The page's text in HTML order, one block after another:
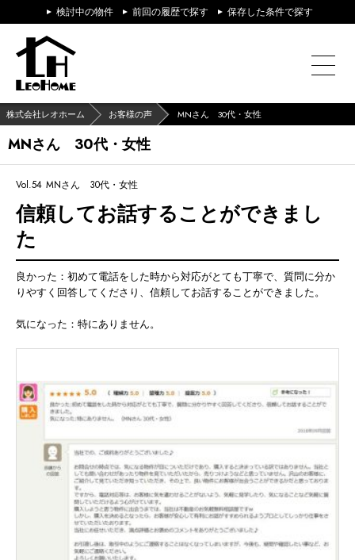
検討中の物件 前回の履歴で探す 保存した条件で探す
株式会社レオホーム お客様の声 MNさん 30代・女性
MNさん 30代・女性
Vol.54 MNさん 30代・女性
信頼してお話することができまし
た
良かった：初めて電話をした時から対応がとても丁寧で、質問に分か
りやすく回答してくださり、信頼してお話することができました。
気になった：特にありません。